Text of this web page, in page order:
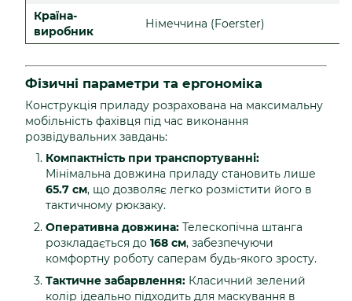
Країна-
виробник
Німеччина (Foerster)
Фізичні параметри та ергономіка
Конструкція приладу розрахована на максимальну
мобільність фахівця під час виконання
розвідувальних завдань:
Компактність при транспортуванні:
Мінімальна довжина приладу становить лише
65.7 см, що дозволяє легко розмістити його в
тактичному рюкзаку.
Оперативна довжина: Телескопічна штанга
розкладається до 168 см, забезпечуючи
комфортну роботу саперам будь-якого зросту.
Тактичне забарвлення: Класичний зелений
колір ідеально підходить для маскування в